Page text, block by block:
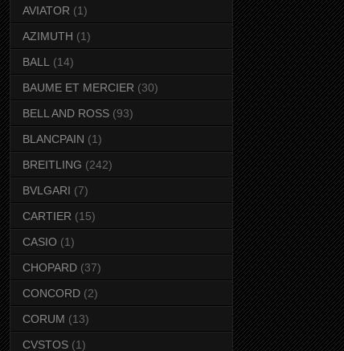
AVIATOR (1)
AZIMUTH (1)
BALL
(14)
BAUME ET MERCIER (30)
BELL AND ROSS (93)
BLANCPAIN (1)
BREITLING (242)
BVLGARI (7)
CARTIER (15)
CASIO (1)
CHOPARD (37)
CONCORD (2)
CORUM (13)
CVSTOS (1)